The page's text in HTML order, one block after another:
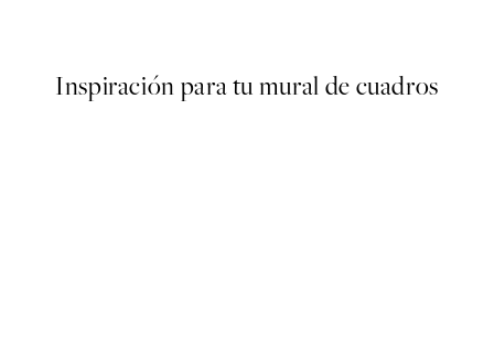
Inspiración para tu mural de cuadros